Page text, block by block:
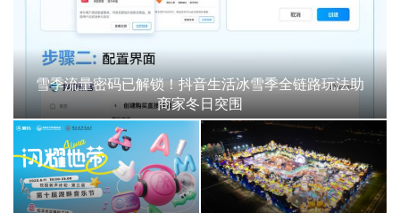
雪季流量密码已解锁！抖音生活冰雪季全链路玩法助
商家冬日突围